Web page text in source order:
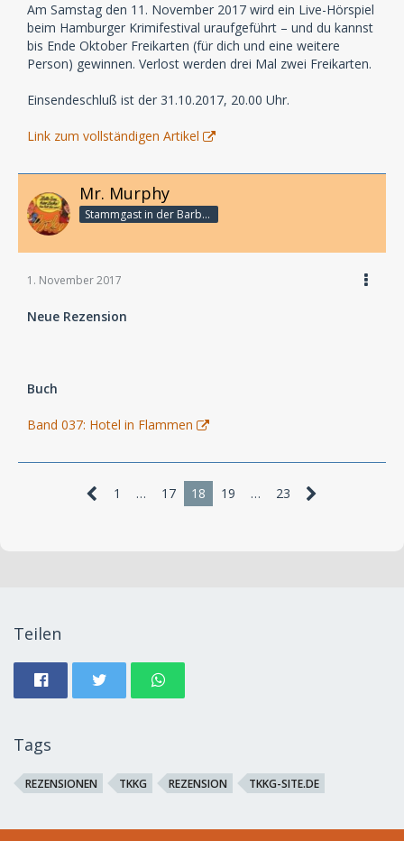
Am Samstag den 11. November 2017 wird ein Live-Hörspiel
beim Hamburger Krimifestival uraufgeführt – und du kannst
bis Ende Oktober Freikarten (für dich und eine weitere
Person) gewinnen. Verlost werden drei Mal zwei Freikarten.
Einsendeschluß ist der 31.10.2017, 20.00 Uhr.
Link zum vollständigen Artikel
Mr. Murphy
Stammgast in der Barbarabar
1. November 2017
Neue Rezension
Buch
Band 037: Hotel in Flammen
1 … 17 18 19 … 23
Teilen
Tags
REZENSIONEN TKKG REZENSION TKKG-SITE.DE